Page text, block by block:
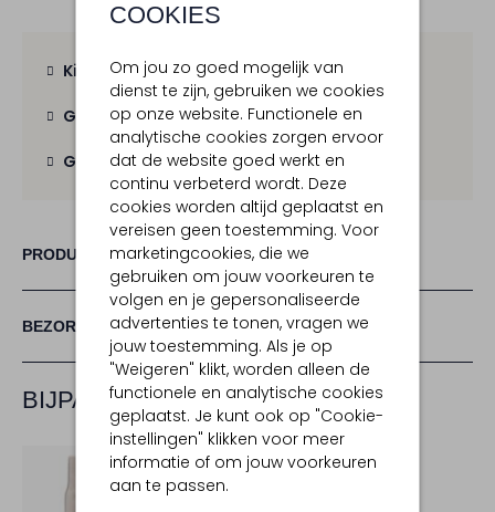
COOKIES
Om jou zo goed mogelijk van
dienst te zijn, gebruiken we cookies
op onze website. Functionele en
analytische cookies zorgen ervoor
dat de website goed werkt en
continu verbeterd wordt. Deze
cookies worden altijd geplaatst en
vereisen geen toestemming. Voor
marketingcookies, die we
gebruiken om jouw voorkeuren te
volgen en je gepersonaliseerde
advertenties te tonen, vragen we
jouw toestemming. Als je op
"Weigeren" klikt, worden alleen de
functionele en analytische cookies
geplaatst. Je kunt ook op "Cookie-
instellingen" klikken voor meer
informatie of om jouw voorkeuren
aan te passen.
Kies zelf je bezorgmoment
Gratis verzendingvanaf € 100,-
Gratis retourbinnen 30 dagen
PRODUCT INFORMATIE
BEZORGEN & RETOURNEREN
BIJPASSENDE PRODUCTEN